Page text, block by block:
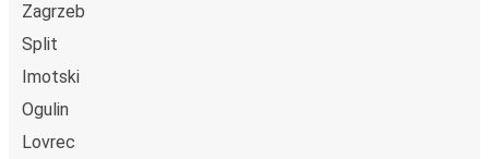
Zagrzeb
Split
Imotski
Ogulin
Lovrec